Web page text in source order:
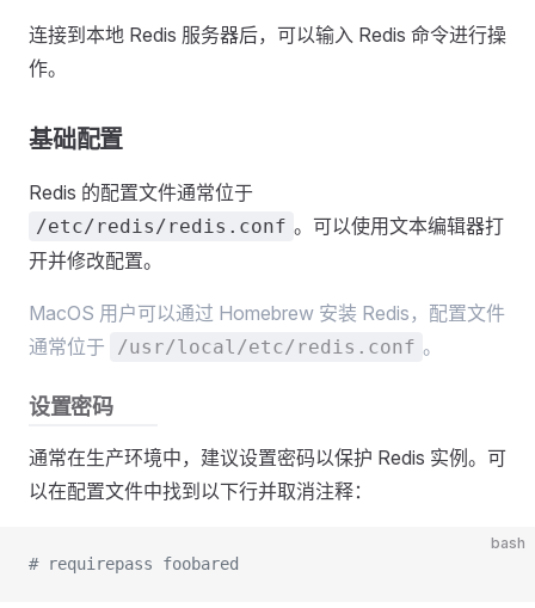
连接到本地 Redis 服务器后，可以输入 Redis 命令进行操
作。
基础配置
Redis 的配置文件通常位于
/etc/redis/redis.conf 。可以使用文本编辑器打
开并修改配置。
MacOS 用户可以通过 Homebrew 安装 Redis，配置文件
通常位于
/usr/local/etc/redis.conf 。
设置密码
通常在生产环境中，建议设置密码以保护 Redis 实例。可
以在配置文件中找到以下行并取消注释：
bash
# requirepass foobared